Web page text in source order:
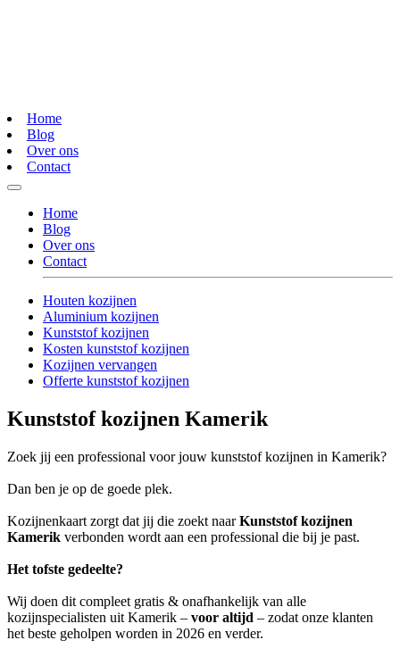
Home
Blog
Over ons
Contact
Home
Blog
Over ons
Contact
Houten kozijnen
Aluminium kozijnen
Kunststof kozijnen
Kosten kunststof kozijnen
Kozijnen vervangen
Offerte kunststof kozijnen
Kunststof kozijnen Kamerik
Zoek jij een professional voor jouw kunststof kozijnen in Kamerik?
Dan ben je op de goede plek.
Kozijnenkaart zorgt dat jij die zoekt naarKunststof kozijnen
Kamerik verbonden wordt aan een professional die bij je past.
Het tofste gedeelte?
Wij doen dit compleet gratis & onafhankelijk van alle
kozijnspecialisten uit Kamerik – voor altijd – zodat onze klanten
het beste geholpen worden in 2026 en verder.